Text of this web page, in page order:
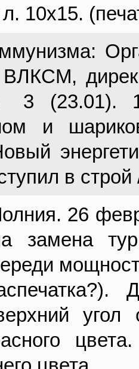
10х15.
ВЛКСМ,
(23.01). 1
и
в строй
26
замена
угол